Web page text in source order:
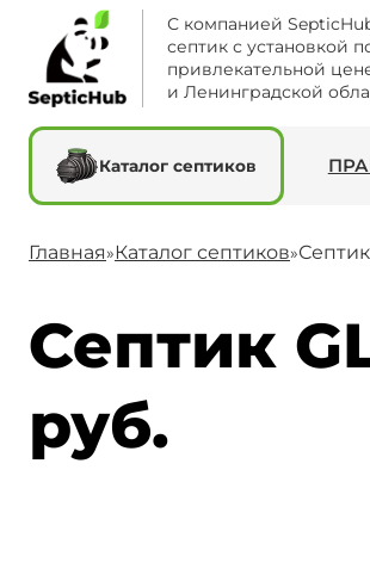
С компанией
септик с установкой
привлекательной
и Ленинградской
Каталог септиков
Главная»Каталог септиков»
Септик
руб.